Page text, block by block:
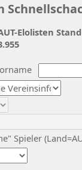
Spieler
Elolisten